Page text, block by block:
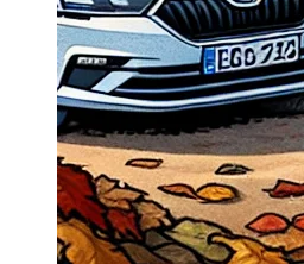
Navigație
Skoda
Navigație
Navigație
Navigație
Navigație
Navigație
Navigație
Navigație
Navigație
Navigație Toyota
Portbagaj Plafon Auto